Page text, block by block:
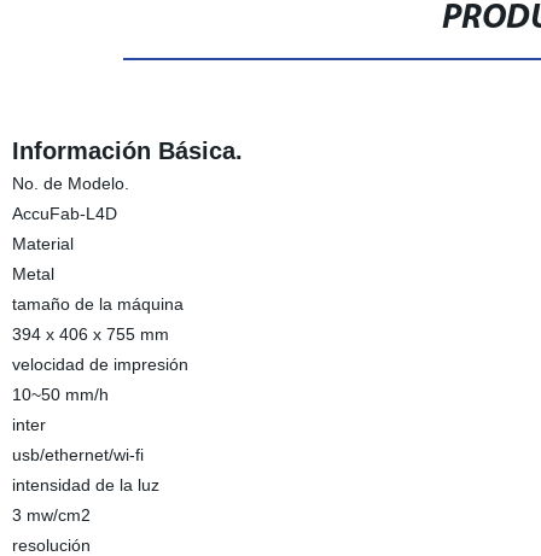
Información Básica.
No. de Modelo.
AccuFab-L4D
Material
Metal
tamaño de la máquina
394 x 406 x 755 mm
velocidad de impresión
10~50 mm/h
inter
usb/ethernet/wi-fi
intensidad de la luz
3 mw/cm2
resolución